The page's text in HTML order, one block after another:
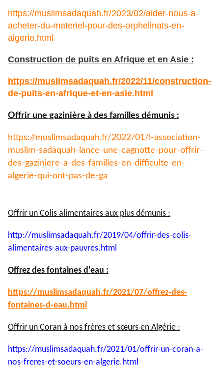
https://muslimsadaquah.fr/2023/02/aider-nous-a-
acheter-du-materiel-pour-des-orphelinats-en-
algerie.html
Construction de puits en Afrique et en Asie :
https://muslimsadaquah.fr/2022/11/construction-
de-puits-en-afrique-et-en-asie.html
Offrir une gazinière à des familles démunis :
https://muslimsadaquah.fr/2022/01/l-association-
muslim-sadaquah-lance-une-cagnotte-pour-offrir-
des-gaziniere-a-des-familles-en-difficulte-en-
algerie-qui-ont-pas-de-ga
Offrir un Colis alimentaires aux plus démunis :
http://muslimsadaquah.fr/2019/04/offrir-des-colis-
alimentaires-aux-pauvres.html
Offrez des fontaines d'eau :
https://muslimsadaquah.fr/2021/07/offrez-des-
fontaines-d-eau.html
Offrir un Coran à nos frères et sœurs en Algérie :
https://muslimsadaquah.fr/2021/01/offrir-un-coran-a-
nos-freres-et-soeurs-en-algerie.html